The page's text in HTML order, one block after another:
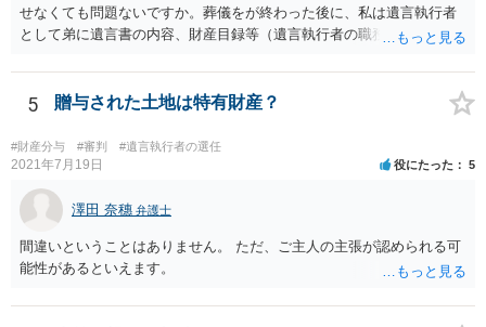
せなくても問題ないですか。葬儀をが終わった後に、私は遺言執行者
として弟に遺言書の内容、財産目録等（遺言執行者の職務）を知らせ
るかは喪主の自由です。 呼ばなくてもかまいません。 そもそも、そう
いう法律関係にありません。 遺言の内容と遺産の総額の通知、公正証
で、対応しましょう。 そのあとは遺留分の請求などがあればそれへの
対応となるでしょう。
5 贈与された土地は特有財産？
#財産分与 #審判 #遺言執行者の選任
2021年7月19日 役にたった 5
澤田 奈穗 弁護士
間違いということはありません。 ただ、ご主人の主張が認められる可
能性があるといえます。